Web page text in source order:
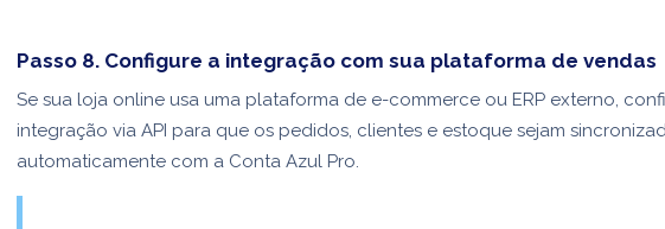
Passo 8. Configure a integração com sua plataforma de vendas
Se sua loja online usa uma plataforma de e-commerce ou ERP externo,
integração via API para que os pedidos, clientes e estoque sejam
automaticamente com a Conta Azul Pro.